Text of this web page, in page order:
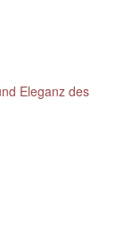
Eleganz des